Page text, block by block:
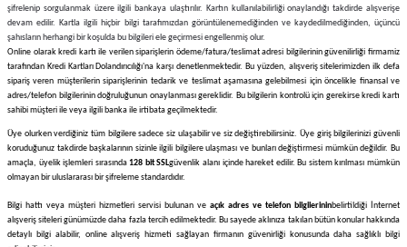
Su Isıtıcılar
Waffle Makineleri
Elektrikli Çeyiz Seti
Yoğurt Makineleri
şifrelenip sorgulanmak üzere ilgili bankaya ulaştırılır. Kartın kullanılabilirliği onaylandığı takdirde alışverişe
devam edilir. Kartla ilgili hiçbir bilgi tarafımızdan görüntülenemediğinden ve kaydedilmediğinden, üçüncü
şahısların herhangi bir koşulda bu bilgileri ele geçirmesi engellenmiş olur.
Online olarak kredi kartı ile verilen siparişlerin ödeme/fatura/teslimat adresi bilgilerinin güvenilirliği firmamiz
tarafından Kredi Kartları Dolandırıcılığı'na karşı denetlenmektedir. Bu yüzden, alışveriş sitelerimizden ilk defa
sipariş veren müşterilerin siparişlerinin tedarik ve teslimat aşamasına gelebilmesi için öncelikle finansal ve
adres/telefon bilgilerinin doğruluğunun onaylanması gereklidir. Bu bilgilerin kontrolü için gerekirse kredi kartı
sahibi müşteri ile veya ilgili banka ile irtibata geçilmektedir.
Üye olurken verdiğiniz tüm bilgilere sadece siz ulaşabilir ve siz değiştirebilirsiniz. Üye giriş bilgilerinizi güvenli
koruduğunuz takdirde başkalarının sizinle ilgili bilgilere ulaşması ve bunları değiştirmesi mümkün değildir. Bu
amaçla, üyelik işlemleri sırasında 128 bit SSLgüvenlik alanı içinde hareket edilir. Bu sistem kırılması mümkün
olmayan bir uluslararası bir şifreleme standardıdır.
Bilgi hattı veya müşteri hizmetleri servisi bulunan ve açık adres ve telefon bilgilerininbelirtildiği İnternet
alışveriş siteleri günümüzde daha fazla tercih edilmektedir. Bu sayede aklınıza takılan bütün konular hakkında
detaylı bilgi alabilir, online alışveriş hizmeti sağlayan firmanın güvenirliği konusunda daha sağlıklı bilgi